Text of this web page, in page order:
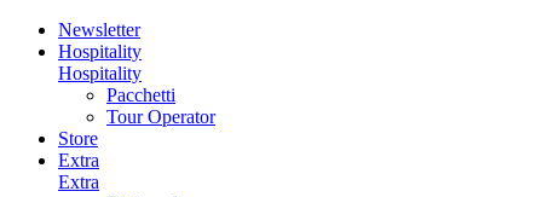
Newsletter
Hospitality
Hospitality
Pacchetti
Tour Operator
Store
Extra
Extra